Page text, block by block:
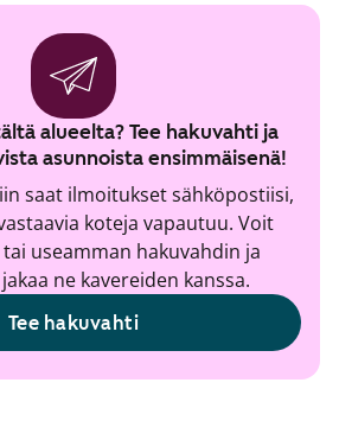
alueelta? Tee hakuvahti ja
asunnoista ensimmäisenä!
saat ilmoitukset sähköpostiisi,
koteja vapautuu. Voit
useamman hakuvahdin ja
ne kavereiden kanssa.
Tee hakuvahti